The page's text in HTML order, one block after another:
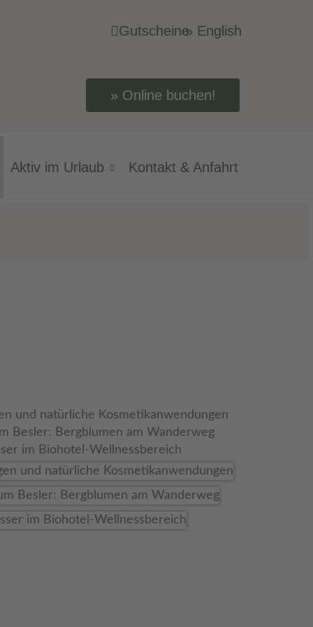
Gutscheine» English
Online buchen!
Aktiv im Urlaub Kontakt & Anfahrt